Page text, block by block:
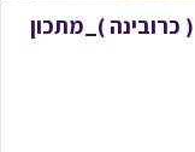
( כרובינה )_מתכון